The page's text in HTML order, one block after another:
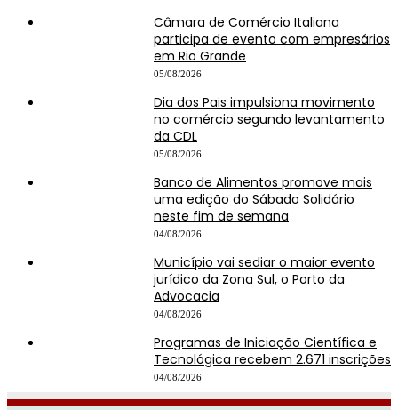
Câmara de Comércio Italiana
participa de evento com empresários
em Rio Grande
05/08/2026
Dia dos Pais impulsiona movimento
no comércio segundo levantamento
da CDL
05/08/2026
Banco de Alimentos promove mais
uma edição do Sábado Solidário
neste fim de semana
04/08/2026
Município vai sediar o maior evento
jurídico da Zona Sul, o Porto da
Advocacia
04/08/2026
Programas de Iniciação Científica e
Tecnológica recebem 2.671 inscrições
04/08/2026